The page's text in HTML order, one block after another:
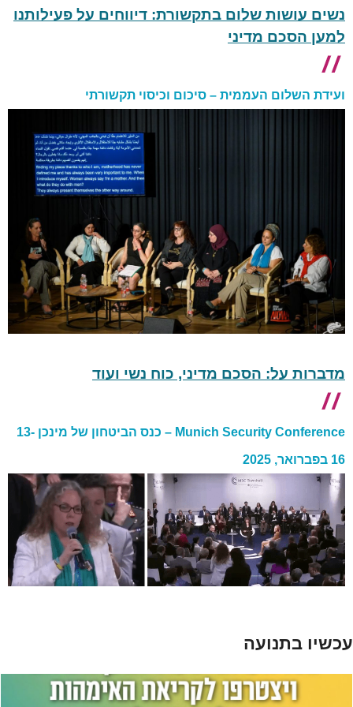
מדברות על: הסכם מדיני, כוח נשי ועוד
Munich Security Conference – כנס הביטחון של מינכן 13-
16 בפברואר, 2025
נשים עושות שלום בתקשורת: דיווחים על פעילותנו
למען הסכם מדיני
ועידת השלום העממית – סיכום וכיסוי תקשורתי
עכשיו בתנועה